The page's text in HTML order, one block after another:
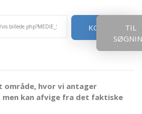
KOPIER
TIL
område, hvor vi antager
kan afvige fra det faktiske